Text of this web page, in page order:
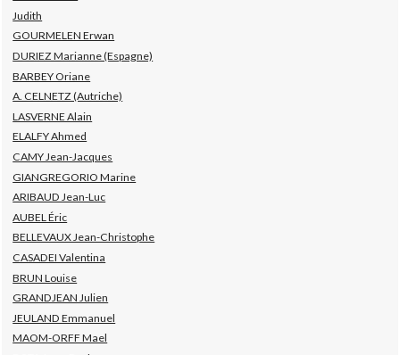
Judith
GOURMELEN Erwan
DURIEZ Marianne (Espagne)
BARBEY Oriane
A. CELNETZ (Autriche)
LASVERNE Alain
ELALFY Ahmed
CAMY Jean-Jacques
GIANGREGORIO Marine
ARIBAUD Jean-Luc
AUBEL Éric
BELLEVAUX Jean-Christophe
CASADEI Valentina
BRUN Louise
GRANDJEAN Julien
JEULAND Emmanuel
MAOM-ORFF Mael